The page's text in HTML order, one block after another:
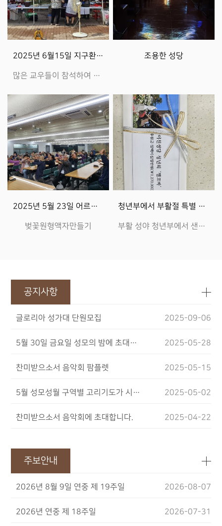
2025년 6월15일 지구환경 살리기 알뜰장…
많은 교우들이 참석하여 성황리에 마쳤습니다. 특히 지역장님과 성모회 회원님들이 더운 날씨에 음식준비 하시는라고 고생이 많으셨습니다.
조용한 성당
2025년 5월 23일 어르신대학
벚꽃원형액자만들기
청년부에서 부활절 특별 기부를 하였습니다^^…
부활 성야 청년부에서 샌드위치 판매한 매출액과 착한분들의 도움을 합쳐 용인의 임보성체수녀원이 운영하는 뇌병변장애인 시설 "요한의집" 에 기부하였습니다. 함께 한 모든 분들께 감사드립니다.
공지사항
글로리아 성가대 단원모집 2025-09-06
5월 30일 금요일 성모의 밤에 초대합니다. 2025-05-28
찬미받으소서 음악회 팜플렛 2025-05-15
5월 성모성월 구역별 고리기도가 시작됩니다. 2025-05-02
찬미받으소서 음악회에 초대합니다. 2025-04-22
주보안내
2026년 8월 9일 연중 제 19주일 2026-08-07
2026년 연중 제 18주일 2026-07-31